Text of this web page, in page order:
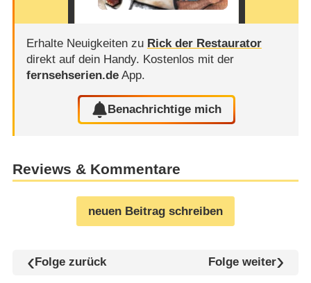
Erhalte Neuigkeiten zu Rick der Restaurator
direkt auf dein Handy. Kostenlos mit der
fernsehserien.deApp.
Benachrichtige mich
Reviews & Kommentare
neuen Beitrag schreiben
Folge zurück Folge weiter